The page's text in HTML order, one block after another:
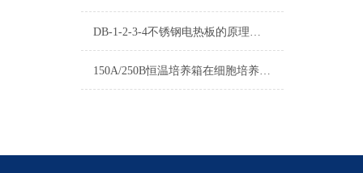
DB-1-2-3-4不锈钢电热板的原理和用途及操作应用领域有哪些？
150A/250B恒温培养箱在细胞培养中的应用